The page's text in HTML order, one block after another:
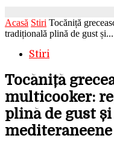
Acasă Stiri Tocăniță
tradițională plină de gust și...
Stiri
Tocăniță
multicooker:
plină de gust
mediteraneene